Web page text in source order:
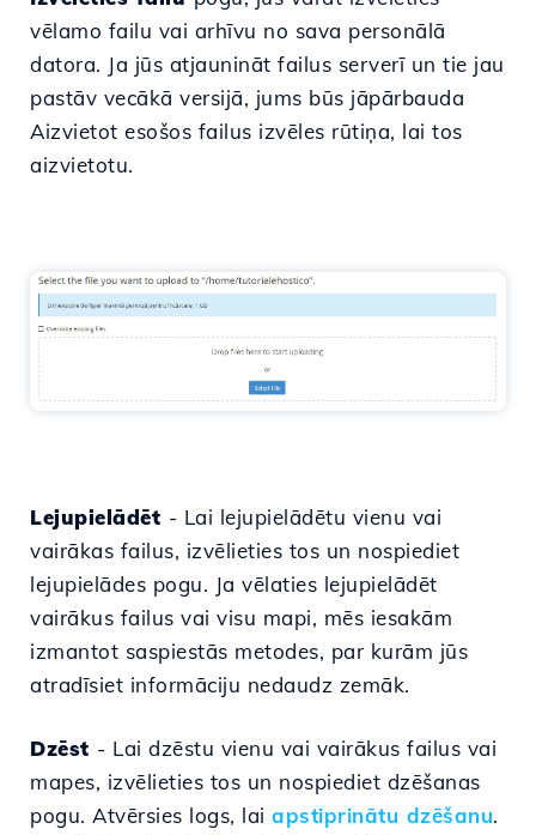
vēlamo failu vai arhīvu no sava personālā
datora. Ja jūs atjaunināt failus serverī un tie jau
pastāv vecākā versijā, jums būs jāpārbauda
Aizvietot esošos failus izvēles rūtiņa, lai tos
aizvietotu.
Lejupielādēt - Lai lejupielādētu vienu vai
vairākas failus, izvēlieties tos un nospiediet
lejupielādes pogu. Ja vēlaties lejupielādēt
vairākus failus vai visu mapi, mēs iesakām
izmantot saspiestās metodes, par kurām jūs
atradīsiet informāciju nedaudz zemāk.
Dzēst - Lai dzēstu vienu vai vairākus failus vai
mapes, izvēlieties tos un nospiediet dzēšanas
pogu. Atvērsies logs, lai apstiprinātu dzēšanu.